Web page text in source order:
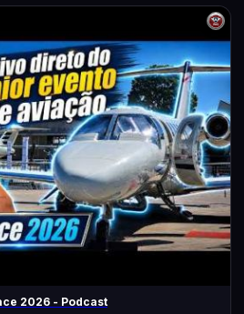
2026 - Podcast